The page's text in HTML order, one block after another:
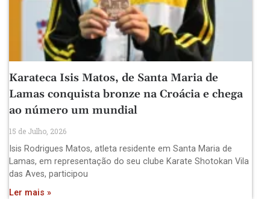
Karateca Isis Matos, de Santa Maria de
Lamas conquista bronze na Croácia e chega
ao número um mundial
15 de Julho, 2026
Isis Rodrigues Matos, atleta residente em Santa Maria de
Lamas, em representação do seu clube Karate Shotokan Vila
das Aves, participou
Ler mais »